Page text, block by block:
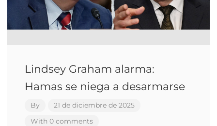
Lindsey Graham alarma:
Hamas se niega a desarmarse
By
21 de diciembre de 2025
With 0 comments